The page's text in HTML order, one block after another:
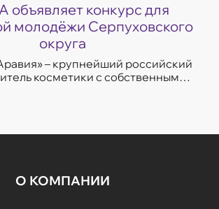
объявляет конкурс для
молодёжи Серпуховского
округа
– крупнейший российский
косметики с собственным
О КОМПАНИИ